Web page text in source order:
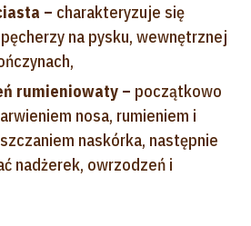
– charakteryzuje się
na pysku, wewnętrznej
rumieniowaty – początkowo
nosa, rumieniem i
naskórka, następnie
nadżerek, owrzodzeń i